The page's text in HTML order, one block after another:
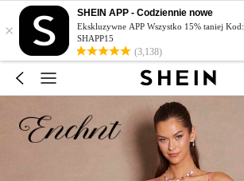
×
SHEIN APP - Codziennie nowe
Ekskluzywne APP Wszystko 15% taniej Kod:
SHAPP15
(3,138)